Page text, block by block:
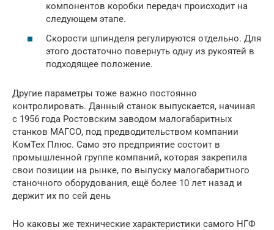
компонентов коробки передач происходит на
следующем этапе.
Скорости шпинделя регулируются отдельно. Для
этого достаточно повернуть одну из рукоятей в
подходящее положение.
Другие параметры тоже важно постоянно
контролировать. Данный станок выпускается, начиная
с 1956 года Ростовским заводом малогабаритных
станков МАГСО, под предводительством компании
КомТех Плюс. Само это предприятие состоит в
промышленной группе компаний, которая закрепила
свои позиции на рынке, по выпуску малогабаритного
станочного оборудования, ещё более 10 лет назад и
держит их по сей день
Но каковы же технические характеристики самого НГФ